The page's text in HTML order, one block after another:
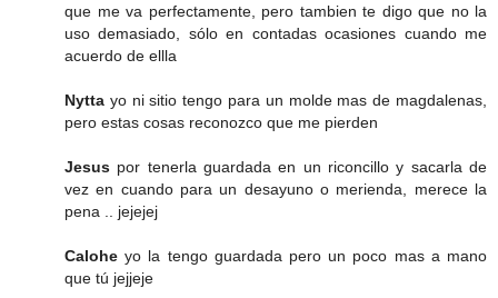
que me va perfectamente, pero tambien te digo que no la
uso demasiado, sólo en contadas ocasiones cuando me
acuerdo de ellla
Nytta yo ni sitio tengo para un molde mas de magdalenas,
pero estas cosas reconozco que me pierden
Jesus por tenerla guardada en un riconcillo y sacarla de
vez en cuando para un desayuno o merienda, merece la
pena .. jejejej
Caloheyo la tengo guardada pero un poco mas a mano
que tú jejjeje